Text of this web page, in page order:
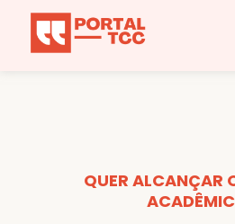
QUER ALCANÇAR